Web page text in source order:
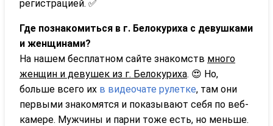
регистрацией. ✅
Где познакомиться в г. Белокуриха с девушками
и женщинами?
На нашем бесплатном сайте знакомств много
женщин и девушек из г. Белокуриха. 😍 Но,
больше всего их в видеочате рулетке, там они
первыми знакомятся и показывают себя по веб-
камере. Мужчины и парни тоже есть, но меньше.